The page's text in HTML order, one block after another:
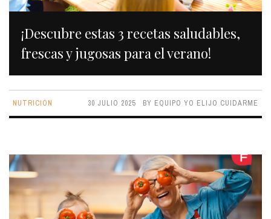
¡Descubre estas 3 recetas saludables,
frescas y jugosas para el verano!
NUTRICIÓN 30 JULIO 2025 BY EQUIPO YO ELIJO CUIDARME